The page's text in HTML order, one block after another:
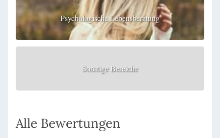
Psychologische Lebensberatung
Sonstige Bereiche
Alle Bewertungen